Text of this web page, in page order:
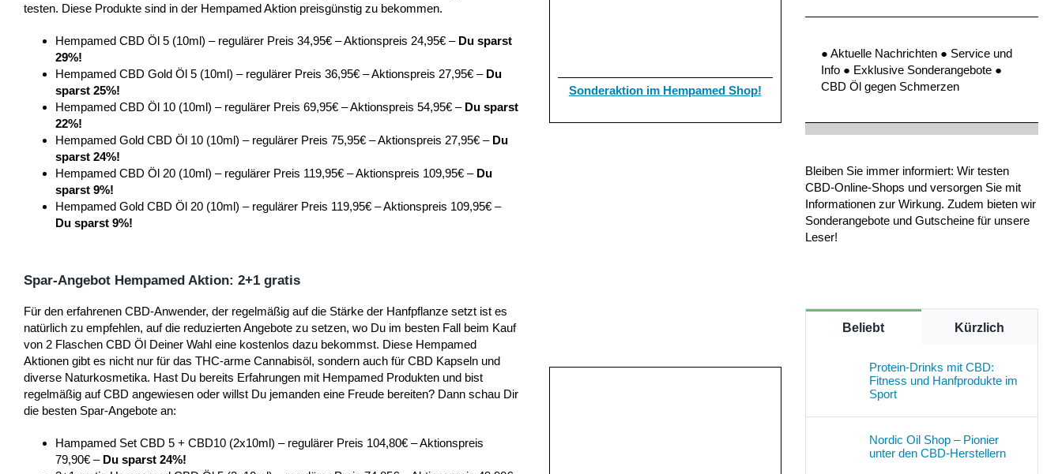
testen. Diese Produkte sind in der Hempamed Aktion preisgünstig zu bekommen.
Hempamed CBD Öl 5 (10ml) – regulärer Preis 34,95€ – Aktionspreis 24,95€ – Du sparst
29%!
Hempamed CBD Gold Öl 5 (10ml) – regulärer Preis 36,95€ – Aktionspreis 27,95€ – Du
sparst 25%!
Hempamed CBD Öl 10 (10ml) – regulärer Preis 69,95€ – Aktionspreis 54,95€ – Du sparst
22%!
Hempamed Gold CBD Öl 10 (10ml) – regulärer Preis 75,95€ – Aktionspreis 27,95€ – Du
sparst 24%!
Hempamed CBD Öl 20 (10ml) – regulärer Preis 119,95€ – Aktionspreis 109,95€ – Du
sparst 9%!
Hempamed Gold CBD Öl 20 (10ml) – regulärer Preis 119,95€ – Aktionspreis 109,95€ –
Du sparst 9%!
Sonderaktion im Hempamed Shop!
Spar-Angebot Hempamed Aktion: 2+1 gratis
Für den erfahrenen CBD-Anwender, der regelmäßig auf die Stärke der Hanfpflanze setzt ist es
natürlich zu empfehlen, auf die reduzierten Angebote zu setzen, wo Du im besten Fall beim Kauf
von 2 Flaschen CBD Öl Deiner Wahl eine kostenlos dazu bekommst. Diese Hempamed
Aktionen gibt es nicht nur für das THC-arme Cannabisöl, sondern auch für CBD Kapseln und
diverse Naturkosmetika. Hast Du bereits Erfahrungen mit Hempamed Produkten und bist
regelmäßig auf CBD angewiesen oder willst Du jemanden eine Freude bereiten? Dann schau Dir
die besten Spar-Angebote an:
Hampamed Set CBD 5 + CBD10 (2x10ml) – regulärer Preis 104,80€ – Aktionspreis
79,90€ – Du sparst 24%!
● Aktuelle Nachrichten ● Service und
Info ● Exklusive Sonderangebote ●
CBD Öl gegen Schmerzen
Bleiben Sie immer informiert: Wir testen
CBD-Online-Shops und versorgen Sie mit
Informationen zur Wirkung. Zudem bieten wir
Sonderangebote und Gutscheine für unsere
Leser!
Beliebt Kürzlich
Protein-Drinks mit CBD:
Fitness und Hanfprodukte im
Sport
Nordic Oil Shop – Pionier
unter den CBD-Herstellern